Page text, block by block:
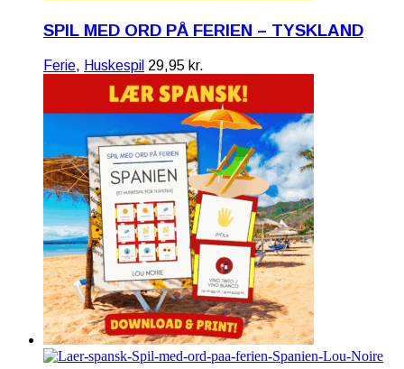
SPIL MED ORD PÅ FERIEN – TYSKLAND
Ferie, Huskespil 29,95 kr.